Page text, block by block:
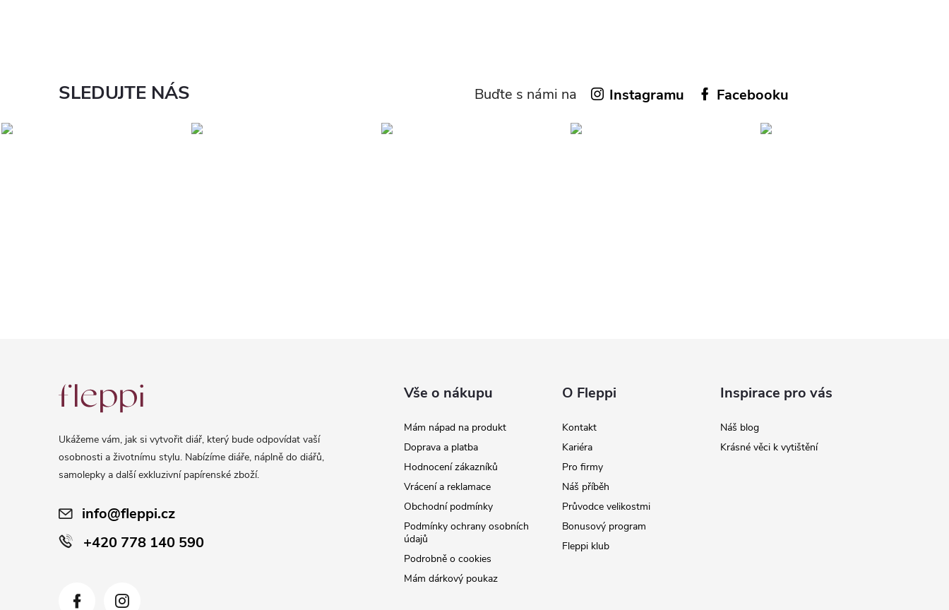
SLEDUJTE NÁS Buďte s námi na Instagramu Facebooku
Ukážeme vám, jak si vytvořit diář, který bude odpovídat vaší
osobnosti a životnímu stylu. Nabízíme diáře, náplně do diářů,
samolepky a další exkluzivní papírenské zboží.
info@fleppi.cz
+420 778 140 590
Vše o nákupu
Mám nápad na produkt
Doprava a platba
Hodnocení zákazníků
Vrácení a reklamace
Obchodní podmínky
Podmínky ochrany osobních
údajů
Podrobně o cookies
Mám dárkový poukaz
O Fleppi
Kontakt
Kariéra
Pro firmy
Náš příběh
Průvodce velikostmi
Bonusový program
Fleppi klub
Inspirace pro vás
Náš blog
Krásné věci k vytištění